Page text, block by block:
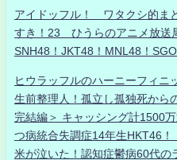
アイドッフル！ ワタクシ的ま
すき！23 ひうらのアニメ放送
SNH48！JKT48！MNL48！
ヒウラッフルのハーニーフィニ
生前整理人！孤立し孤独死から
完結編＞ キャッシング計1500
つ病統合失調症14年生HKT46
米が泣いた！認知症鬱病60代の